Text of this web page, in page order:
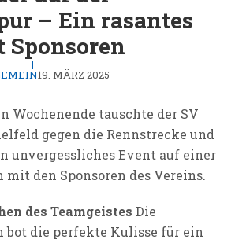
– Ein rasantes
19. MÄRZ 2025
Wochenende tauschte der SV
gegen die Rennstrecke und
unvergessliches Event auf einer
den Sponsoren des Vereins.
des Teamgeistes Die
bot die perfekte Kulisse für ein